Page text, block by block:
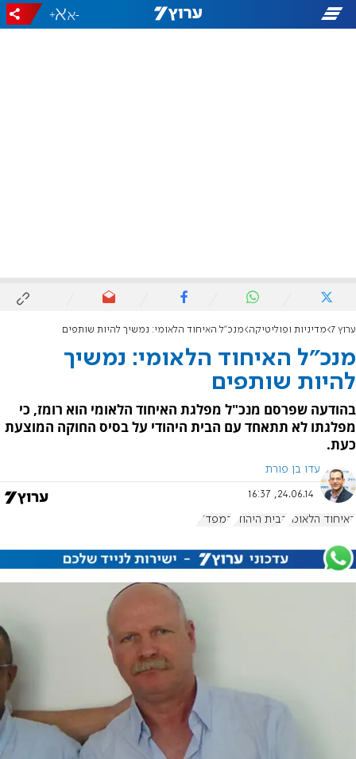
-
+
ערוץ 7 מדיניות ופוליטיקה מנכ"ל האיחוד הלאומי: נמשיך להיות שותפים
מנכ"ל האיחוד הלאומי: נמשיך
להיות שותפים
בהודעה שפרסם מנכ"ל מפלגת האיחוד הלאומי הוא רומז, כי
מפלגתו לא תתאחד עם הבית היהודי על בסיס החוקה המוצעת
כעת.
עדו בן פורת
24.06.14, 16:37
האיחוד הלאומי הבית היהודי המפד"ל